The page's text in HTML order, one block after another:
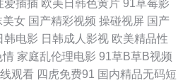
色片妈妈12 99久久精品免费热 91豆花网
久免费黄色网址 国产av自拍资源 91视屏
爱插插 欧美日韩色黄片 91草莓影
美女 国产精彩视频 操碰视屏 国产
韩电影 日韩成人影视 欧美精品性
情 家庭乱伦理电影 91草B草B视频
观看 四虎免费91 国内精品无码短